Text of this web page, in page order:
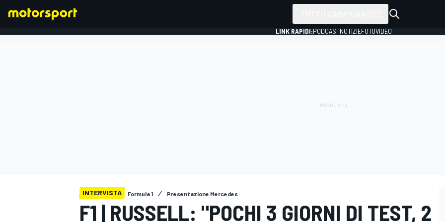
LINK RAPIDI:PODCASTNOTIZIEFOTOVIDEO
INTERVISTA Formula 1 Presentazione Mercedes
F1 | RUSSELL: "POCHI 3 GIORNI DI TEST, 2